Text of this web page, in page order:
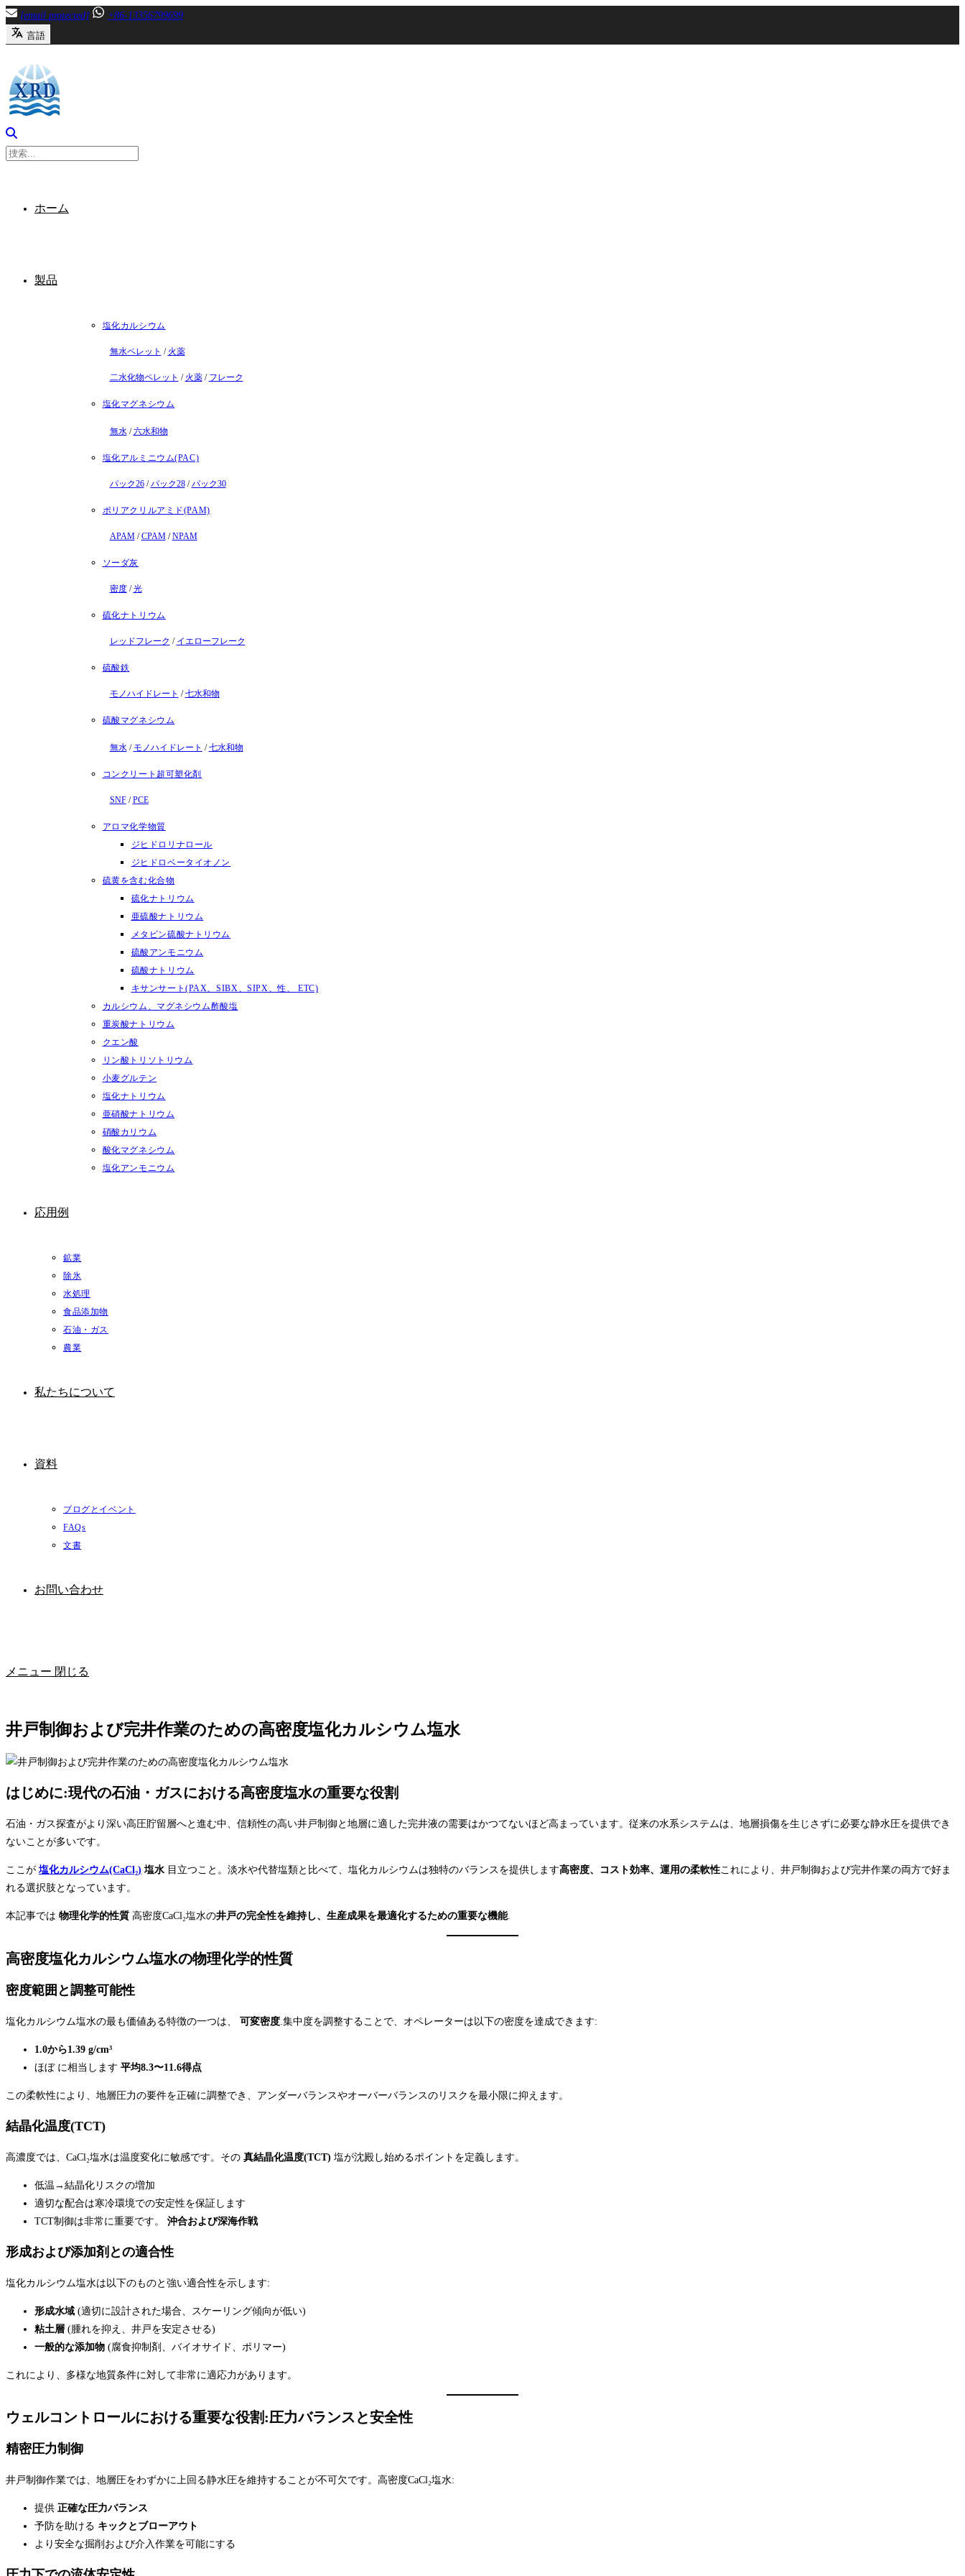
内
容
キ
ッ
[email protected]
+86-13356799699
言語
ホーム
製品
塩化カルシウム
無水ペレット / 火薬
二水化物ペレット / 火薬/ フレーク
塩化マグネシウム
無水/六水和物
塩化アルミニウム(PAC)
パック26/パック28/パック30
ポリアクリルアミド(PAM)
APAM/CPAM/NPAM
ソーダ灰
密度/光
硫化ナトリウム
レッドフレーク / イエローフレーク
硫酸鉄
モノハイドレート /七水和物
硫酸マグネシウム
無水/ モノハイドレート /七水和物
コンクリート超可塑化剤
SNF/PCE
アロマ化学物質
ジヒドロリナロール
ジヒドロベータイオノン
硫黄を含む化合物
硫化ナトリウム
亜硫酸ナトリウム
メタビン硫酸ナトリウム
硫酸アンモニウム
硫酸ナトリウム
キサンサート(PAX、SIBX、SIPX、性、 ETC)
カルシウム、マグネシウム酢酸塩
重炭酸ナトリウム
クエン酸
リン酸トリソトリウム
小麦グルテン
塩化ナトリウム
亜硝酸ナトリウム
硝酸カリウム
酸化マグネシウム
塩化アンモニウム
応用例
鉱業
除氷
水処理
食品添加物
石油・ガス
農業
私たちについて
資料
ブログとイベント
FAQs
文書
お問い合わせ
メニュー 閉じる
井戸制御および完井作業のための高密度塩化カルシウム塩水
はじめに:現代の石油・ガスにおける高密度塩水の重要な役割
石油・ガス探査がより深い高圧貯留層へと進む中、信頼性の高い井戸制御と地層に適した完井液の需要はかつてないほど高まっています。従来の水系システムは、地層損傷を生じさずに必要な静水圧を提供でき
ないことが多いです。
ここが 塩化カルシウム(CaCl₂) 塩水目立つこと。淡水や代替塩類と比べて、塩化カルシウムは独特のバランスを提供します高密度、コスト効率、運用の柔軟性これにより、井戸制御および完井作業の両方で好ま
れる選択肢となっています。
本記事では 物理化学的性質 高密度CaCl₂塩水の井戸の完全性を維持し、生産成果を最適化するための重要な機能.
高密度塩化カルシウム塩水の物理化学的性質
密度範囲と調整可能性
塩化カルシウム塩水の最も価値ある特徴の一つは、 可変密度 .集中度を調整することで、オペレーターは以下の密度を達成できます:
1.0から1.39 g/cm³
ほぼ に相当します 平均8.3〜11.6得点
この柔軟性により、地層圧力の要件を正確に調整でき、アンダーバランスやオーバーバランスのリスクを最小限に抑えます。
結晶化温度(TCT)
高濃度では、CaCl₂塩水は温度変化に敏感です。その 真結晶化温度(TCT) 塩が沈殿し始めるポイントを定義します。
低温→結晶化リスクの増加
適切な配合は寒冷環境での安定性を保証します
TCT制御は非常に重要です。 沖合および深海作戦
形成および添加剤との適合性
塩化カルシウム塩水は以下のものと強い適合性を示します:
形成水域 (適切に設計された場合、スケーリング傾向が低い)
粘土層 (腫れを抑え、井戸を安定させる)
一般的な添加物 (腐食抑制剤、バイオサイド、ポリマー)
これにより、多様な地質条件に対して非常に適応力があります。
ウェルコントロールにおける重要な役割:圧力バランスと安全性
精密圧力制御
井戸制御作業では、地層圧をわずかに上回る静水圧を維持することが不可欠です。高密度CaCl₂塩水:
提供 正確な圧力バランス
予防を助ける キックとブローアウト
より安全な掘削および介入作業を可能にする